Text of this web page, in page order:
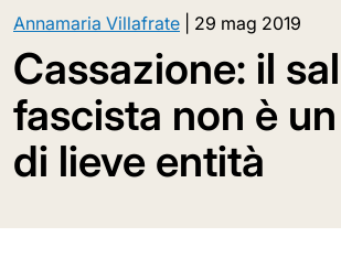
Annamaria Villafrate 29 mag 2019
Cassazione: il
fascista non è
di lieve entità